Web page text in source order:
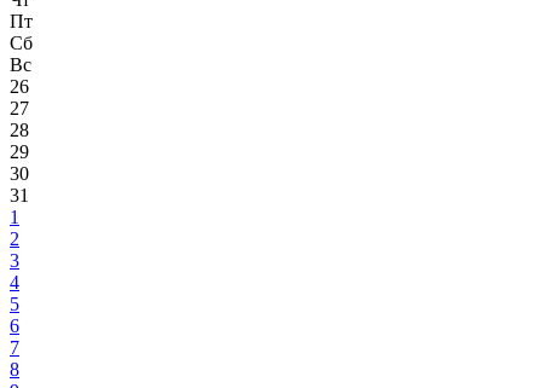
Пт
Сб
Вс
26
27
28
29
30
31
1
2
3
4
5
6
7
8